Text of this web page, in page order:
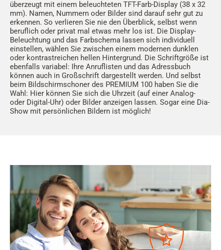
überzeugt mit einem beleuchteten TFT-Farb-Display (38 x 32
mm). Namen, Nummern oder Bilder sind darauf sehr gut zu
erkennen. So verlieren Sie nie den Überblick, selbst wenn
beruflich oder privat mal etwas mehr los ist. Die Display-
Beleuchtung und das Farbschema lassen sich individuell
einstellen, wählen Sie zwischen einem modernen dunklen
oder kontrastreichen hellen Hintergrund. Die Schriftgröße ist
ebenfalls variabel: Ihre Anruflisten und das Adressbuch
können auch in Großschrift dargestellt werden. Und selbst
beim Bildschirmschoner des PREMIUM 100 haben Sie die
Wahl: Hier können Sie sich die Uhrzeit (auf einer Analog-
oder Digital-Uhr) oder Bilder anzeigen lassen. Sogar eine Dia-
Show mit persönlichen Bildern ist möglich!